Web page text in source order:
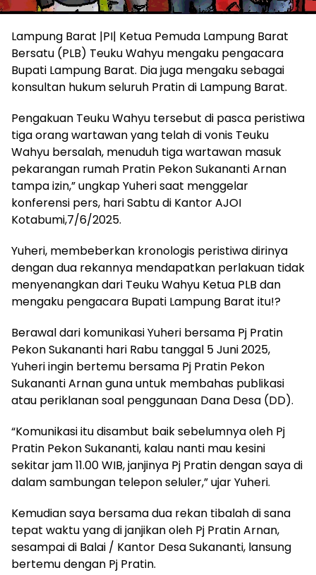
Lampung Barat |PI| Ketua Pemuda Lampung Barat
Bersatu (PLB) Teuku Wahyu mengaku pengacara
Bupati Lampung Barat. Dia juga mengaku sebagai
konsultan hukum seluruh Pratin di Lampung Barat.
Pengakuan Teuku Wahyu tersebut di pasca peristiwa
tiga orang wartawan yang telah di vonis Teuku
Wahyu bersalah, menuduh tiga wartawan masuk
pekarangan rumah Pratin Pekon Sukananti Arnan
tampa izin,” ungkap Yuheri saat menggelar
konferensi pers, hari Sabtu di Kantor AJOI
Kotabumi,7/6/2025.
Yuheri, membeberkan kronologis peristiwa dirinya
dengan dua rekannya mendapatkan perlakuan tidak
menyenangkan dari Teuku Wahyu Ketua PLB dan
mengaku pengacara Bupati Lampung Barat itu!?
Berawal dari komunikasi Yuheri bersama Pj Pratin
Pekon Sukananti hari Rabu tanggal 5 Juni 2025,
Yuheri ingin bertemu bersama Pj Pratin Pekon
Sukananti Arnan guna untuk membahas publikasi
atau periklanan soal penggunaan Dana Desa (DD).
“Komunikasi itu disambut baik sebelumnya oleh Pj
Pratin Pekon Sukananti, kalau nanti mau kesini
sekitar jam 11.00 WIB, janjinya Pj Pratin dengan saya di
dalam sambungan telepon seluler,” ujar Yuheri.
Kemudian saya bersama dua rekan tibalah di sana
tepat waktu yang di janjikan oleh Pj Pratin Arnan,
sesampai di Balai / Kantor Desa Sukananti, lansung
bertemu dengan Pj Pratin.